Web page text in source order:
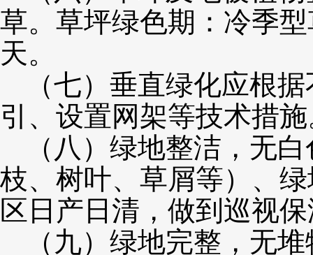
草。草坪绿色期：冷季
天。
（七）垂直绿化应根
引、设置网架等技术措
（八）绿地整洁，无
枝、树叶、草屑等）、
区日产日清，做到巡视
（九）绿地完整，无